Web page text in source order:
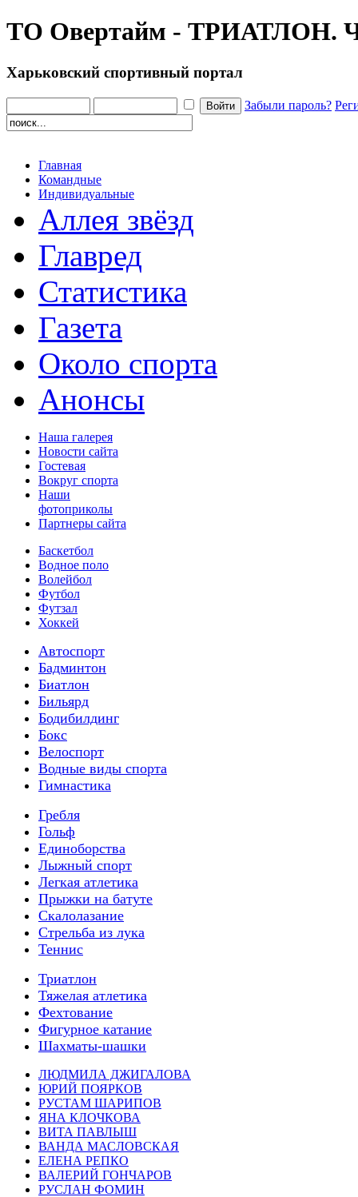
ТО Овертайм -
Харьковский спортивный портал
Забыли пароль?
Главная
Командные
Индивидуальные
Аллея звёзд
Главред
Статистика
Газета
Около спорта
Анонсы
Наша галерея
Новости сайта
Гостевая
Вокруг спорта
Наши
фотоприколы
Партнеры сайта
Баскетбол
Водное поло
Волейбол
Футбол
Футзал
Хоккей
Автоспорт
Бадминтон
Биатлон
Бильярд
Бодибилдинг
Бокс
Велоспорт
Водные виды спорта
Гимнастика
Гребля
Гольф
Единоборства
Лыжный спорт
Легкая атлетика
Прыжки на батуте
Скалолазание
Стрельба из лука
Теннис
Триатлон
Тяжелая атлетика
Фехтование
Фигурное катание
Шахматы-шашки
ЛЮДМИЛА ДЖИГАЛОВА
ЮРИЙ ПОЯРКОВ
РУСТАМ ШАРИПОВ
ЯНА КЛОЧКОВА
ВИТА ПАВЛЫШ
ВАНДА МАСЛОВСКАЯ
ЕЛЕНА РЕПКО
ВАЛЕРИЙ ГОНЧАРОВ
РУСЛАН ФОМИН